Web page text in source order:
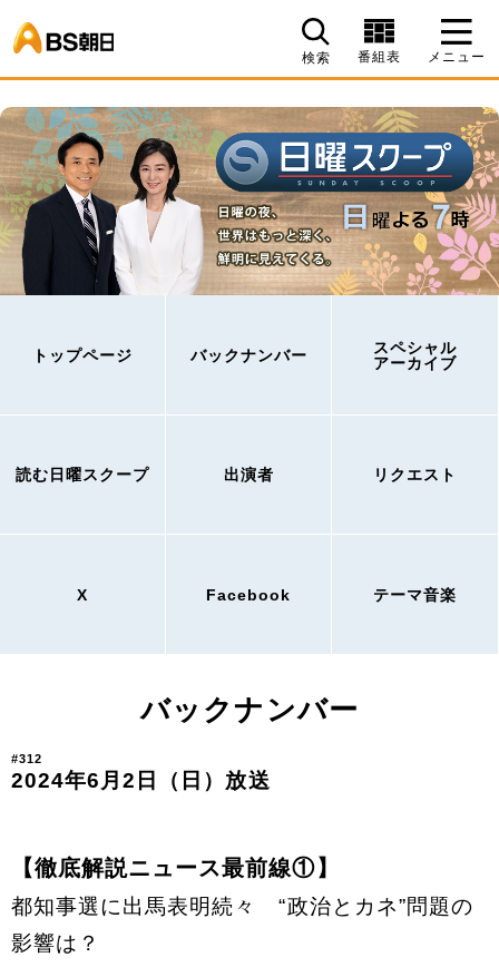
検索 番組表 メニュー
トップページ バックナンバー
スペシャル
アーカイブ
読む日曜スクープ 出演者 リクエスト
X Facebook テーマ音楽
バックナンバー
#312
2024年6月2日（日）放送
【徹底解説ニュース最前線①】
都知事選に出馬表明続々 “政治とカネ”問題の
影響は？